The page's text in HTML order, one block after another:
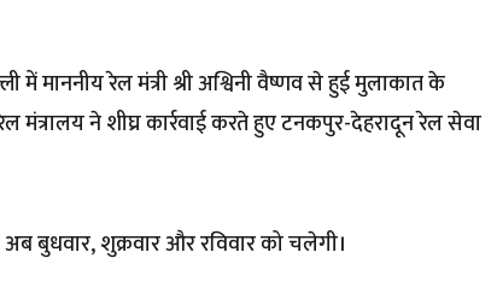
में माननीय रेल मंत्री श्री अश्विनी वैष्णव से हुई मुलाकात के
मंत्रालय ने शीघ्र कार्रवाई करते हुए टनकपुर-देहरादून रेल सेवा
बुधवार, शुक्रवार और रविवार को चलेगी।